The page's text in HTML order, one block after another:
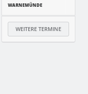
WARNEMÜNDE
WEITERE TERMINE